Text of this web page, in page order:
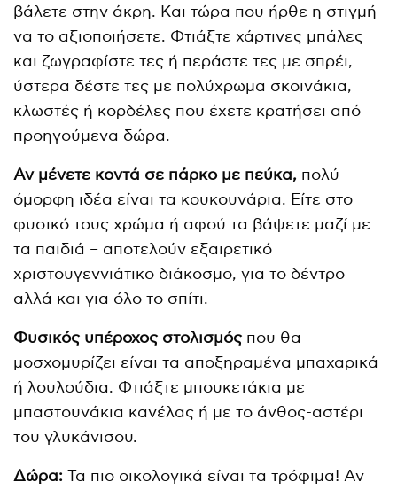
βάλετε στην άκρη. Και τώρα που ήρθε η στιγμή
να το αξιοποιήσετε. Φτιάξτε χάρτινες μπάλες
και ζωγραφίστε τες ή περάστε τες με σπρέι,
ύστερα δέστε τες με πολύχρωμα σκοινάκια,
κλωστές ή κορδέλες που έχετε κρατήσει από
προηγούμενα δώρα.
Αν μένετε κοντά σε πάρκο με πεύκα, πολύ
όμορφη ιδέα είναι τα κουκουνάρια. Είτε στο
φυσικό τους χρώμα ή αφού τα βάψετε μαζί με
τα παιδιά – αποτελούν εξαιρετικό
χριστουγεννιάτικο διάκοσμο, για το δέντρο
αλλά και για όλο το σπίτι.
Φυσικός υπέροχος στολισμός που θα
μοσχομυρίζει είναι τα αποξηραμένα μπαχαρικά
ή λουλούδια. Φτιάξτε μπουκετάκια με
μπαστουνάκια κανέλας ή με το άνθος-αστέρι
του γλυκάνισου.
Δώρα: Τα πιο οικολογικά είναι τα τρόφιμα! Αν